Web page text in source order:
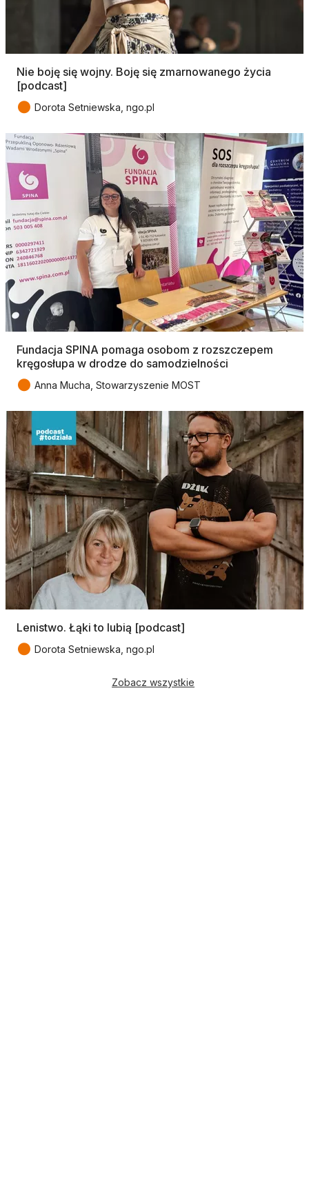
Nie boję się wojny. Boję się zmarnowanego życia
[podcast]
● Dorota Setniewska, ngo.pl
Fundacja SPINA pomaga osobom z rozszczepem
kręgosłupa w drodze do samodzielności
● Anna Mucha, Stowarzyszenie MOST
Lenistwo. Łąki to lubią [podcast]
● Dorota Setniewska, ngo.pl
Zobacz wszystkie